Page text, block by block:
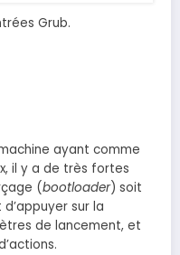
Grub.
ayant comme
il y a de très fortes
(bootloader) soit
sur la
de lancement, et